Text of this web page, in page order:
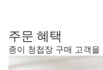
주문 혜택
종이 청첩장 구매 고객을